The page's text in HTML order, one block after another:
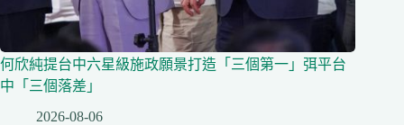
何欣純提台中六星級施政願景打造「三個第一」弭平台
中「三個落差」
2026-08-06